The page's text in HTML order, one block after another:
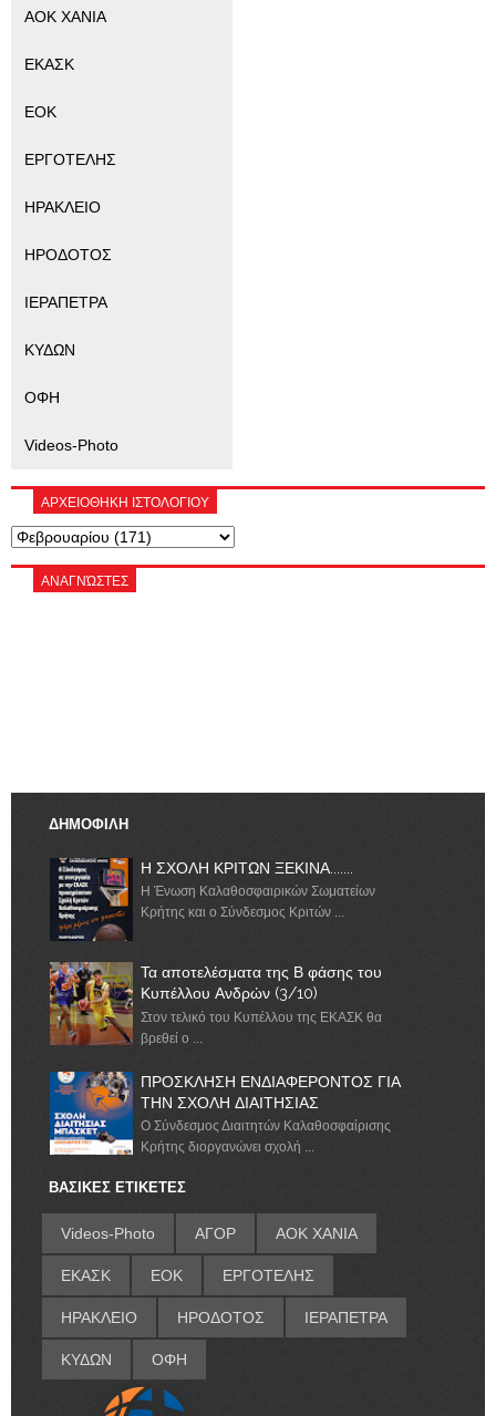
ΑΟΚ ΧΑΝΙΑ
ΕΚΑΣΚ
ΕΟΚ
ΕΡΓΟΤΕΛΗΣ
ΗΡΑΚΛΕΙΟ
ΗΡΟΔΟΤΟΣ
ΙΕΡΑΠΕΤΡΑ
ΚΥΔΩΝ
ΟΦΗ
Videos-Photo
ΑΡΧΕΙΟΘΗΚΗ ΙΣΤΟΛΟΓΙΟΥ
ΑΝΑΓΝΏΣΤΕΣ
ΔΗΜΟΦΙΛΗ
Η ΣΧΟΛΗ ΚΡΙΤΩΝ ΞΕΚΙΝΑ.......
Η Ένωση Καλαθοσφαιρικών Σωματείων
Κρήτης και ο Σύνδεσμος Κριτών ...
Τα αποτελέσματα της Β φάσης του
Κυπέλλου Ανδρών (3/10)
Στον τελικό του Κυπέλλου της ΕΚΑΣΚ θα
βρεθεί ο ...
ΠΡΟΣΚΛΗΣΗ ΕΝΔΙΑΦΕΡΟΝΤΟΣ ΓΙΑ
ΤΗΝ ΣΧΟΛΗ ΔΙΑΙΤΗΣΙΑΣ
Ο Σύνδεσμος Διαιτητών Καλαθοσφαίρισης
Κρήτης διοργανώνει σχολή ...
ΒΑΣΙΚΕΣ ΕΤΙΚΕΤΕΣ
Videos-Photo ΑΓΟΡ ΑΟΚ ΧΑΝΙΑ
ΕΚΑΣΚ ΕΟΚ ΕΡΓΟΤΕΛΗΣ
ΗΡΑΚΛΕΙΟ ΗΡΟΔΟΤΟΣ ΙΕΡΑΠΕΤΡΑ
ΚΥΔΩΝ ΟΦΗ